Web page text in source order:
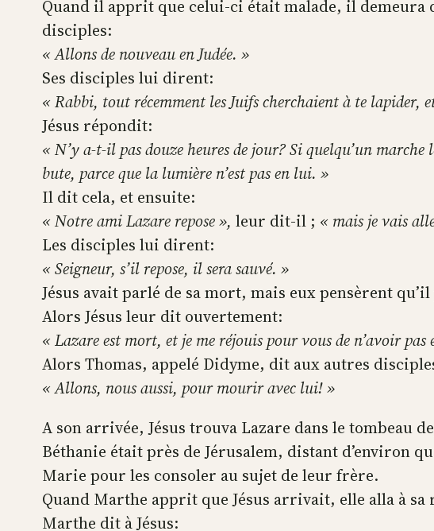
Quand il apprit que celui-ci était malade, il
disciples:
« Allons de nouveau en Judée. »
Ses disciples lui dirent:
« Rabbi, tout récemment les Juifs cherchaient à te lapider,
Jésus répondit:
« N’y a-t-il pas douze heures de jour? Si quelqu’un
bute, parce que la lumière n’est pas en lui. »
Il dit cela, et ensuite:
« Notre ami Lazare repose », leur dit-il ; « mais je vais
Les disciples lui dirent:
« Seigneur, s’il repose, il sera sauvé. »
Jésus avait parlé de sa mort, mais eux pensèrent
Alors Jésus leur dit ouvertement:
« Lazare est mort, et je me réjouis pour vous de n’avoir
Alors Thomas, appelé Didyme, dit aux autres
« Allons, nous aussi, pour mourir avec lui! »
A son arrivée, Jésus trouva Lazare dans le tombeau
Béthanie était près de Jérusalem, distant d’environ
Marie pour les consoler au sujet de leur frère.
Quand Marthe apprit que Jésus arrivait, elle alla à
Marthe dit à Jésus: